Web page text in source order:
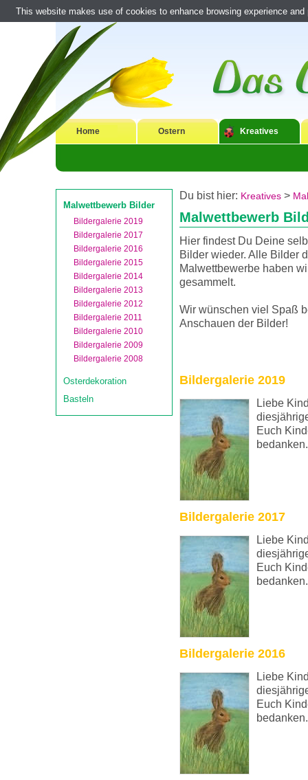
Home Ostern Kreatives
Malwettbewerb Bilder
Bildergalerie 2019
Bildergalerie 2017
Bildergalerie 2016
Bildergalerie 2015
Bildergalerie 2014
Bildergalerie 2013
Bildergalerie 2012
Bildergalerie 2011
Bildergalerie 2010
Bildergalerie 2009
Bildergalerie 2008
Osterdekoration
Basteln
Du bist hier: Kreatives >
Malwettbewerb
Hier findest Du Deine
Bilder wieder. Alle Bilder
Malwettbewerbe haben
gesammelt.
Wir wünschen viel Spaß
Anschauen der Bilder!
Bildergalerie 2019
Liebe
Euch
bedanken.
Bildergalerie 2017
Liebe
Euch
bedanken.
Bildergalerie 2016
Liebe
Euch
bedanken.
This website makes use of cookies to enhance browsing experience